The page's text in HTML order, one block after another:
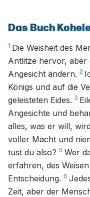
Das Buch
1 Die Weisheit des
Antlitze hervor, aber
Angesicht ändern. 2
Königs und auf die
geleisteten Eides. 3
Angesichte und
alles, was er will,
voller Macht und
tust du also? 5 Wer
erfahren, des
Entscheidung. 6
Zeit, aber der